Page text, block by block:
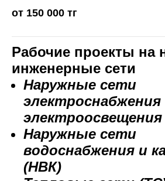
от 150 000 тг
Рабочие проекты на
инженерные сети
Наружные сети
электроснабжения
Наружные сети
водоснабжения и
(НВК)